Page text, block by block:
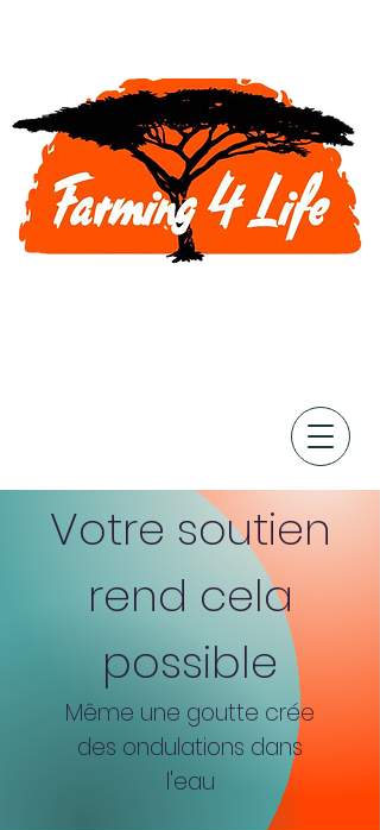
Votre soutien
rend cela
possible
Même une goutte crée
des ondulations dans
l'eau